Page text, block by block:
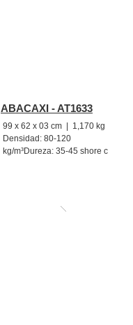
ABACAXI - AT1633
99 x 62 x 03 cm | 1,170 kg
Densidad: 80-120
kg/m³Dureza: 35-45 shore c